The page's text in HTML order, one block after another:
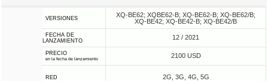
VERSIONES
XQ-BE62; XQBE62-B; XQ-BE62-B; XQ-BE62/B;
XQ-BE42; XQ-BE42-B; XQ-BE42/B
FECHA DE
LANZAMIENTO
12 / 2021
PRECIO
en la fecha de lanzamiento 2100 USD
RED 2G, 3G, 4G, 5G